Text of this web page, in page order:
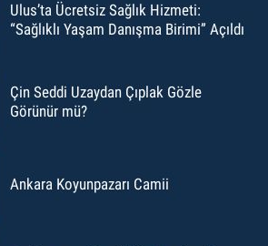
Ulus’ta Ücretsiz Sağlık Hizmeti:
“Sağlıklı Yaşam Danışma Birimi” Açıldı
Çin Seddi Uzaydan Çıplak Gözle
Görünür mü?
Ankara Koyunpazarı Camii